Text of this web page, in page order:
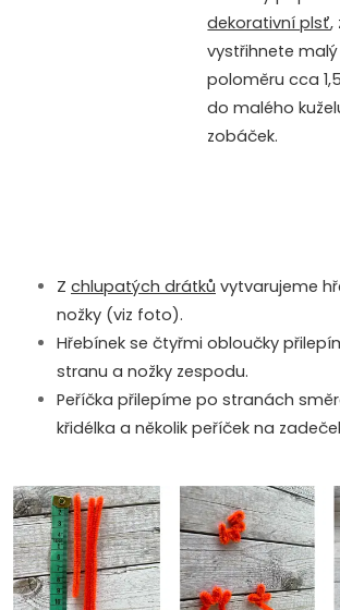
dekorativní plsť,
vystřihnete
poloměru cca
do malého
zobáček.
Z chlupatých drátků vytvarujeme
nožky (viz foto).
Hřebínek se čtyřmi obloučky
stranu a nožky zespodu.
Peříčka přilepíme po stranách
křidélka a několik peříček na